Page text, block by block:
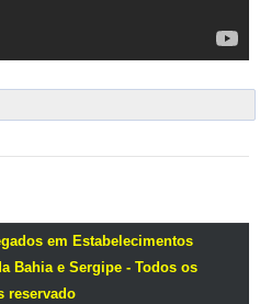
em Estabelecimentos
Bahia e Sergipe - Todos os
reservado